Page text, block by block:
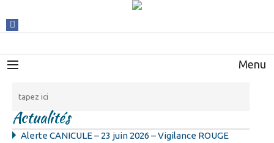
Menu
Actualités
Alerte CANICULE – 23 juin 2026 – Vigilance ROUGE